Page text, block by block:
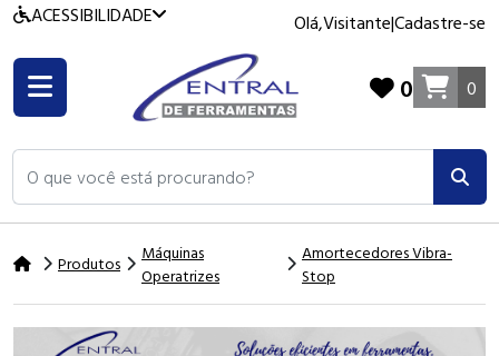
ACESSIBILIDADE Olá,Visitante|Cadastre-se
O que você está procurando?
0 0
Produtos
Máquinas
Operatrizes
Amortecedores Vibra-
Stop